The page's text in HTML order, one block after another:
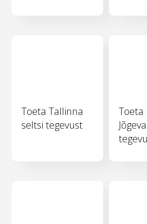
Toeta Tallinna
seltsi tegevust
Toeta